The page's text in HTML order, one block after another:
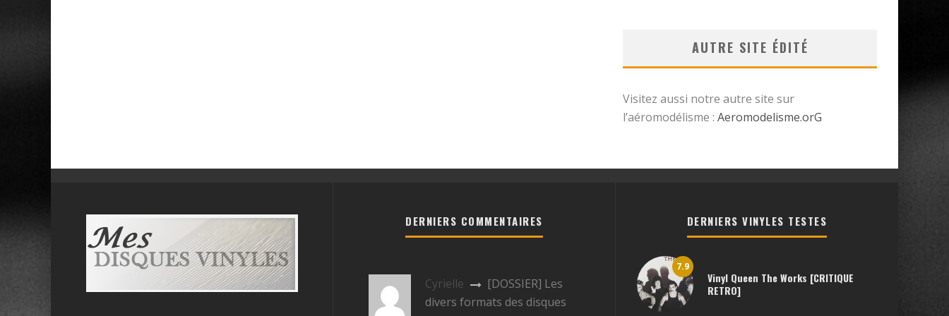
AUTRE SITE ÉDITÉ
Visitez aussi notre autre site sur
l’aéromodélisme : Aeromodelisme.orG
DERNIERS COMMENTAIRES
Cyrielle
[DOSSIER] Les
divers formats des disques
DERNIERS VINYLES TESTES
7.9
Vinyl Queen The Works [CRITIQUE
RETRO]